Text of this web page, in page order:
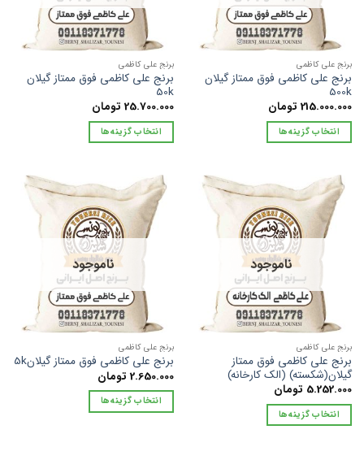
است
صفحه
محصول
انتخاب
شوند
است
صفحه
محصول
انتخاب
شوند
برنج علی کاظمی
برنج علی کاظمی فوق ممتاز گیلان
500k
215.000.000 تومان
انتخاب گزینه‌ها
دارای
انواع
مختلفی
است
صفحه
محصول
انتخاب
شوند
برنج علی کاظمی
برنج علی کاظمی فوق ممتاز گیلان
50k
25.700.000 تومان
انتخاب گزینه‌ها
دارای
انواع
مختلفی
است
صفحه
محصول
انتخاب
شوند
ناموجود
برنج علی کاظمی
برنج علی کاظمی فوق ممتاز
گیلان(شکسته) (الک کارخانه)
5.252.000 تومان
انتخاب گزینه‌ها
ناموجود
برنج علی کاظمی
برنج علی کاظمی فوق ممتاز گیلان5k
2.650.000 تومان
انتخاب گزینه‌ها